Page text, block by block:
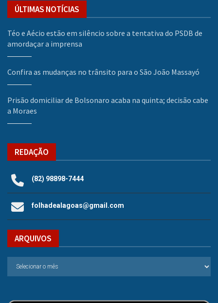
ÚLTIMAS NOTÍCIAS
Téo e Aécio estão em silêncio sobre a tentativa do PSDB de
amordaçar a imprensa
Confira as mudanças no trânsito para o São João Massayó
Prisão domiciliar de Bolsonaro acaba na quinta; decisão cabe
a Moraes
REDAÇÃO
(82) 98898-7444
folhadealagoas@gmail.com
ARQUIVOS